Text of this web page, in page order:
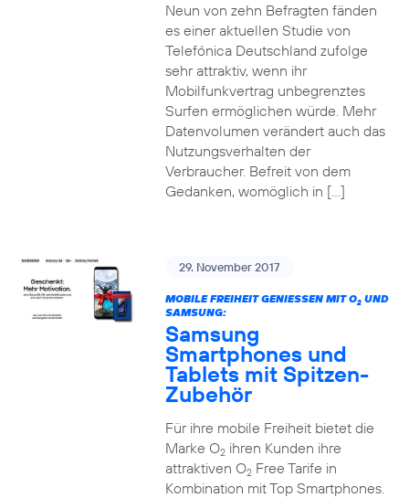
Neun von zehn Befragten fänden
es einer aktuellen Studie von
Telefónica Deutschland zufolge
sehr attraktiv, wenn ihr
Mobilfunkvertrag unbegrenztes
Surfen ermöglichen würde. Mehr
Datenvolumen verändert auch das
Nutzungsverhalten der
Verbraucher. Befreit von dem
Gedanken, womöglich in […]
29. November 2017
MOBILE FREIHEIT GENIESSEN MIT O 2UND
SAMSUNG:
Samsung
Smartphones und
Tablets mit Spitzen-
Zubehör
Für ihre mobile Freiheit bietet die
Marke O2ihren Kunden ihre
attraktiven O2Free Tarife in
Kombination mit Top Smartphones.